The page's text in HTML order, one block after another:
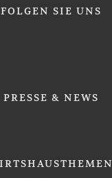
FOLGEN SIE UNS
PRESSE & NEWS